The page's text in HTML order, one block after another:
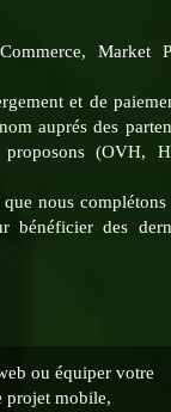
Market
et de
auprés des
(OVH,
nous complétons
bénéficier des
ou équiper votre
projet mobile,